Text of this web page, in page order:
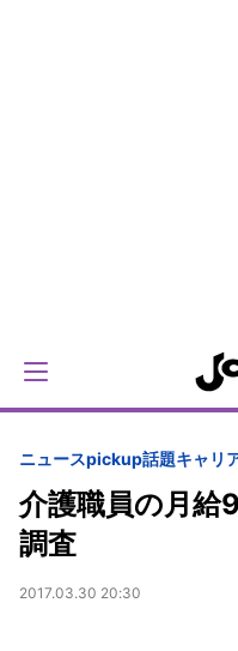
ニュースpickup話題キャリ
介護職員の月
調査
2017.03.30 20:30